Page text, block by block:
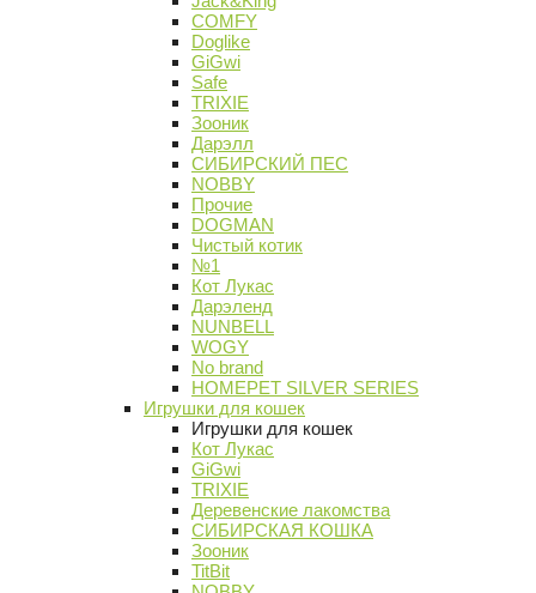
COMFY
Doglike
GiGwi
Safe
TRIXIE
Зооник
Дарэлл
СИБИРСКИЙ ПЕС
NOBBY
Прочие
DOGMAN
Чистый котик
№1
Кот Лукас
Дарэленд
NUNBELL
WOGY
No brand
HOMEPET SILVER SERIES
Игрушки для кошек
Игрушки для кошек
Кот Лукас
GiGwi
TRIXIE
Деревенские лакомства
СИБИРСКАЯ КОШКА
Зооник
TitBit